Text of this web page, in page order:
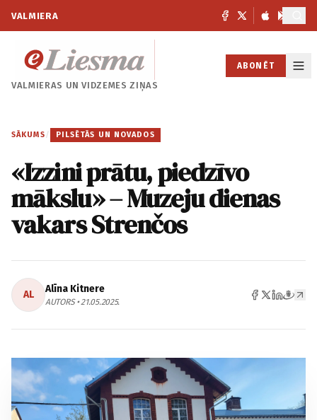
VALMIERA
VALMIERAS UNVIDZEMES ZIŅAS
ABONĒT
SĀKUMS / PILSĒTĀS UN NOVADOS
«Izzini prātu, piedzīvo
mākslu» – Muzeju dienas
vakars Strenčos
AL Alīna Kitnere
AUTORS • 21.05.2025.